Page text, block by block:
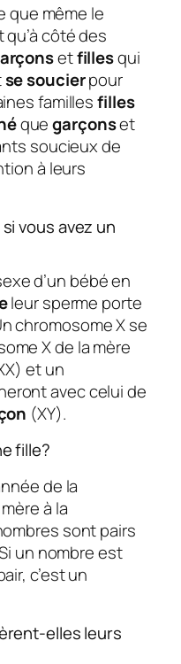
que même le
côté des
etfillesqui
se soucierpour
famillesfilles
quegarçonset
soucieux de
à leurs
vous avez un
d’un bébé en
leur sperme porte
chromosome X se
X de la mère
et un
avec celui de
(XY).
fille?
de la
à la
sont pairs
un nombre est
c’est un
elles leurs